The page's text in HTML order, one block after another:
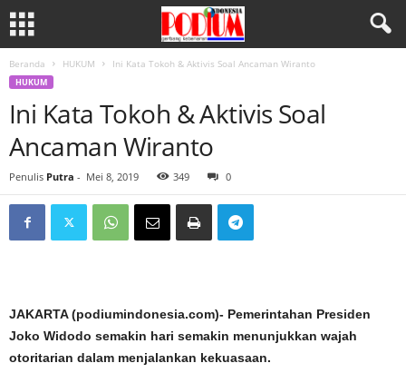
Beranda HUKUM Ini Kata Tokoh & Aktivis Soal Ancaman Wiranto
HUKUM
Ini Kata Tokoh & Aktivis Soal
Ancaman Wiranto
Penulis Putra - Mei 8, 2019 349 0
JAKARTA (podiumindonesia.com)- Pemerintahan Presiden
Joko Widodo semakin hari semakin menunjukkan wajah
otoritarian dalam menjalankan kekuasaan.